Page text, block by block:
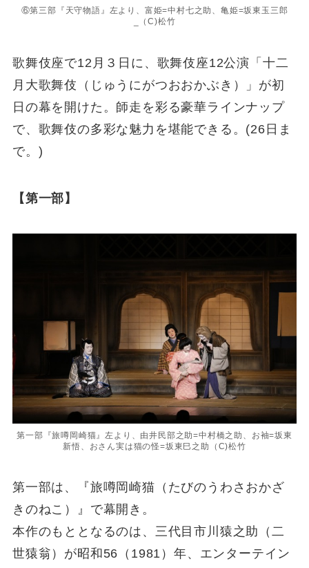
⑥第三部『天守物語』左より、富姫=中村七之助、亀姫=坂東玉三郎
_（C)松竹
歌舞伎座で12月３日に、歌舞伎座12公演「十二
月大歌舞伎（じゅうにがつおおかぶき）」が初
日の幕を開けた。師走を彩る豪華ラインナップ
で、歌舞伎の多彩な魅力を堪能できる。(26日ま
で。)
【第一部】
第一部『旅噂岡崎猫』左より、由井民部之助=中村橋之助、お袖=坂東
新悟、おさん実は猫の怪=坂東巳之助（C)松竹
第一部は、『旅噂岡崎猫（たびのうわさおかざ
きのねこ）』で幕開き。
本作のもととなるのは、三代目市川猿之助（二
世猿翁）が昭和56（1981）年、エンターテイン